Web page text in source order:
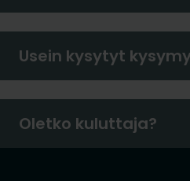
Usein kysytyt
Oletko kuluttaja?